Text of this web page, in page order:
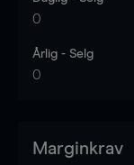
0
Årlig - Selg
0
Marginkrav